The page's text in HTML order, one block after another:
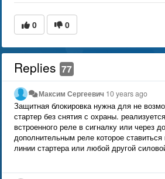
0 0
Replies 77
Максим Сергеевич 10 years ago
Защитная блокировка нужна для не
стартер без снятия с охраны.
встроенного реле в сигналку или через
дополнительным реле которое
линии стартера или любой другой